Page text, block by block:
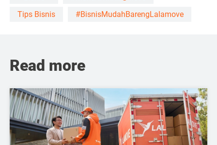
Tips Bisnis
#BisnisMudahBarengLalamove
Read more